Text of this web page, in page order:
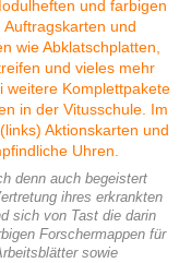
denn auch begeistert
ihres erkrankten
sich von Tast die darin
Forschermappen für
sowie